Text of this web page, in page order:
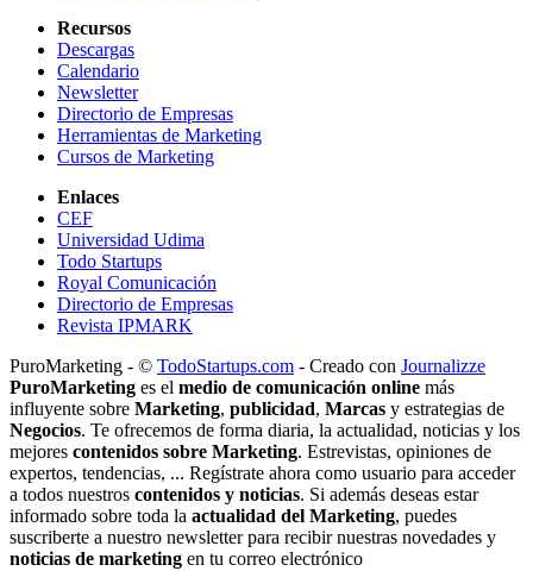
Recursos
Descargas
Calendario
Newsletter
Directorio de Empresas
Herramientas de Marketing
Cursos de Marketing
Enlaces
CEF
Universidad Udima
Todo Startups
Royal Comunicación
Directorio de Empresas
Revista IPMARK
PuroMarketing - © TodoStartups.com - Creado con Journalizze
PuroMarketing es el medio de comunicación online más
influyente sobre Marketing, publicidad, Marcas y estrategias de
Negocios. Te ofrecemos de forma diaria, la actualidad, noticias y los
mejores contenidos sobre Marketing. Estrevistas, opiniones de
expertos, tendencias, ... Regístrate ahora como usuario para acceder
a todos nuestros contenidos y noticias. Si además deseas estar
informado sobre toda la actualidad del Marketing, puedes
suscriberte a nuestro newsletter para recibir nuestras novedades y
noticias de marketing en tu correo electrónico